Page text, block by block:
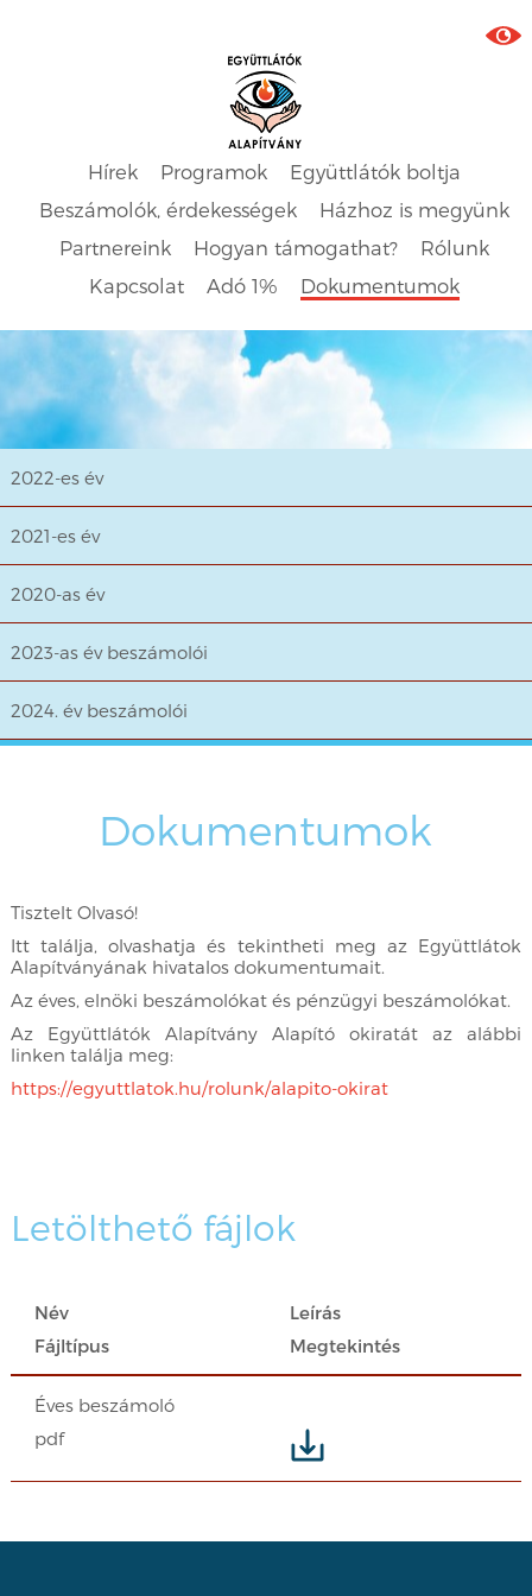
Hírek Programok
Együttlátók boltja
Beszámolók, érdekességek
Házhoz is megyünk
Partnereink
Hogyan támogathat?
Rólunk
Kapcsolat
Adó 1% Dokumentumok
Dokumentumok
Tisztelt Olvasó!
Itt találja, olvashatja és tekintheti meg az Együttlátok
Alapítványának hivatalos dokumentumait.
Az éves, elnöki beszámolókat és pénzügyi beszámolókat.
Az Együttlátók Alapítvány Alapító okiratát az alábbi
linken találja meg:
https://egyuttlatok.hu/rolunk/alapito-okirat
Letölthető fájlok
Név
Leírás
Fájltípus
Megtekintés
Éves beszámoló
pdf
2022-es év
2021-es év
2020-as év
2023-as év beszámolói
2024. év beszámolói